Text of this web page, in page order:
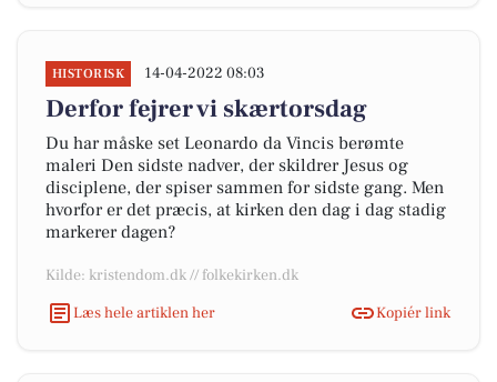
HISTORISK 14-04-2022 08:03
Derfor fejrer vi skærtorsdag
Du har måske set Leonardo da Vincis berømte
maleri Den sidste nadver, der skildrer Jesus og
disciplene, der spiser sammen for sidste gang. Men
hvorfor er det præcis, at kirken den dag i dag stadig
markerer dagen?
Kilde: kristendom.dk // folkekirken.dk
Læs hele artiklen her
Kopiér link